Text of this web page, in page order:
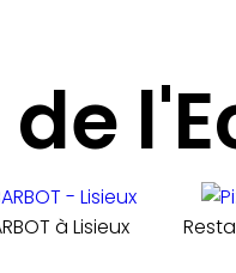
à Lisieux